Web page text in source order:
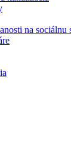
na sociálnu